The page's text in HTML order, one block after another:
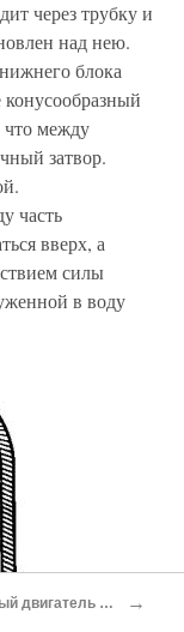
через трубку и
над нею.
блока
что между
затвор.
часть
вверх, а
силы
в воду
6. Вечный двигатель Редхеффера →